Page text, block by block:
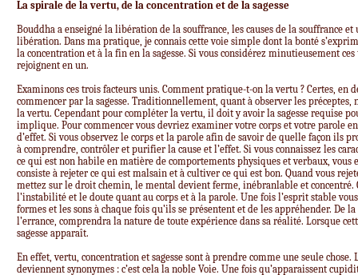
La spirale de la vertu, de la concentration et de la sagesse
Bouddha a enseigné la libération de la souffrance, les causes de la souffrance
libération. Dans ma pratique, je connais cette voie simple dont la bonté
la concentration et à la fin en la sagesse. Si vous considérez minutieusement
rejoignent en un.
Examinons ces trois facteurs unis. Comment pratique-t-on la vertu ? Certes, en
commencer par la sagesse. Traditionnellement, quant à observer les préceptes,
la vertu. Cependant pour compléter la vertu, il doit y avoir la sagesse requise
implique. Pour commencer vous devriez examiner votre corps et votre parole
d’effet. Si vous observez le corps et la parole afin de savoir de quelle façon ils
à comprendre, contrôler et purifier la cause et l’effet. Si vous connaissez les
ce qui est non habile en matière de comportements physiques et verbaux,
consiste à rejeter ce qui est malsain et à cultiver ce qui est bon. Quand vous
mettez sur le droit chemin, le mental devient ferme, inébranlable et concentré.
l’instabilité et le doute quant au corps et à la parole. Une fois l’esprit stable
formes et les sons à chaque fois qu’ils se présentent et de les appréhender. De
l’errance, comprendra la nature de toute expérience dans sa réalité. Lorsque
sagesse apparaît.
En effet, vertu, concentration et sagesse sont à prendre comme une seule chose.
deviennent synonymes : c’est cela la noble Voie. Une fois qu’apparaissent